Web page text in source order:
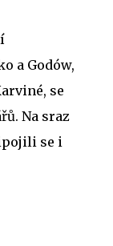
a Godów,
se
Na sraz
se i